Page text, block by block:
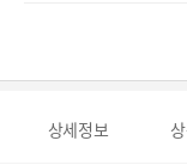
상세정보